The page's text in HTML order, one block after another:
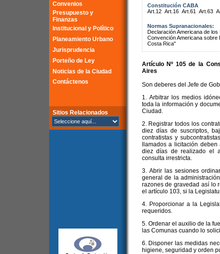
Convenios
Presupuesto y
Finanzas
Institucional y Político
Planeamiento Urbano
Jurisprudencia
Porteño de Ley
Noticias de la Ciudad
Contáctenos
Sitios Relacionados
Constitución CABA
Art.12 Art.16 Art.61 Art.63
Normas Supranacionales:
Declaración Americana de
Convención Americana
Costa Rica"
Artículo Nº 105 de la
Aires
Son deberes del Jefe de
1. Arbitrar los medios
toda la información y
Ciudad.
2. Registrar todos los
diez días de suscriptos,
contratistas y
llamados a licitación
diez días de realizado el
consulta irrestricta.
3. Abrir las sesiones
general de la
razones de gravedad así lo
el artículo 103, si la
4. Proporcionar a la
requeridos.
5. Ordenar el auxilio de la
las Comunas cuando lo
6. Disponer las medidas
higiene, seguridad y orden